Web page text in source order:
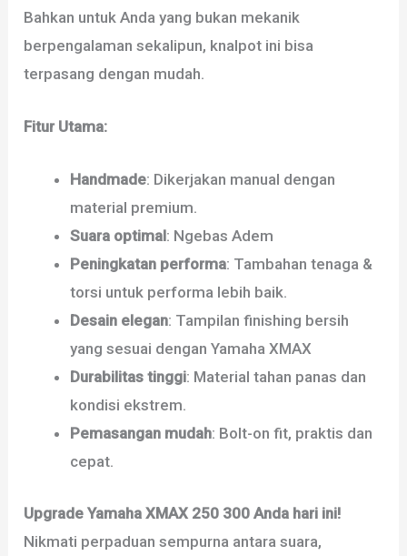
Bahkan untuk Anda yang bukan mekanik
berpengalaman sekalipun, knalpot ini bisa
terpasang dengan mudah.
Fitur Utama:
Handmade: Dikerjakan manual dengan
material premium.
Suara optimal: Ngebas Adem
Peningkatan performa: Tambahan tenaga &
torsi untuk performa lebih baik.
Desain elegan: Tampilan finishing bersih
yang sesuai dengan Yamaha XMAX
Durabilitas tinggi: Material tahan panas dan
kondisi ekstrem.
Pemasangan mudah: Bolt-on fit, praktis dan
cepat.
Upgrade Yamaha XMAX 250 300 Anda hari ini!
Nikmati perpaduan sempurna antara suara,